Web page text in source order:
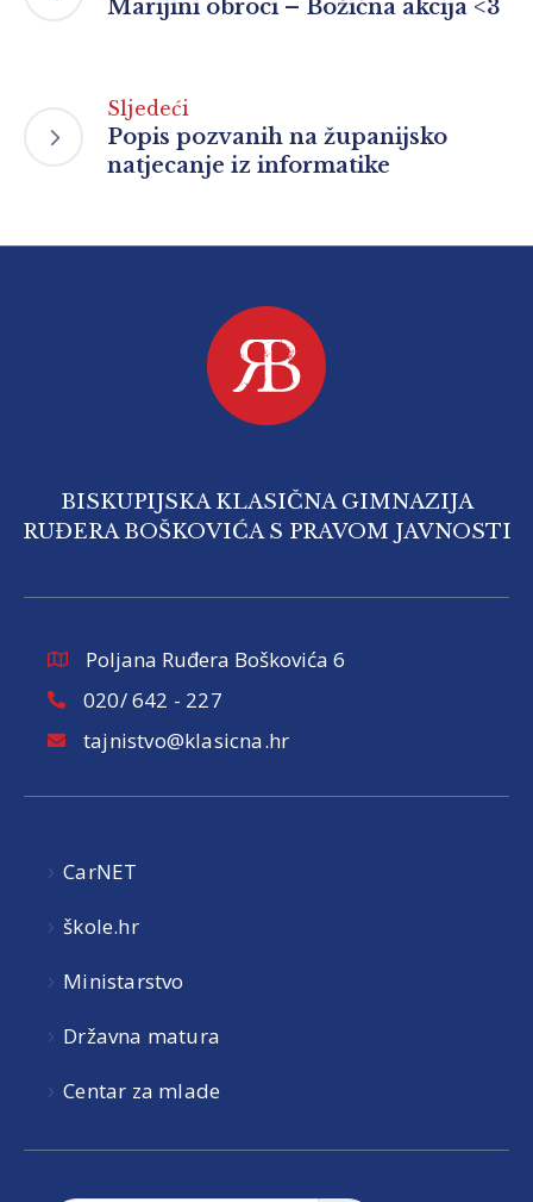
Marijini obroci – Božićna akcija <3
Sljedeći
Popis pozvanih na županijsko
natjecanje iz informatike
BISKUPIJSKA KLASIČNA GIMNAZIJA
RUĐERA BOŠKOVIĆA S PRAVOM JAVNOSTI
Poljana Ruđera Boškovića 6
020/ 642 - 227
tajnistvo@klasicna.hr
CarNET
škole.hr
Ministarstvo
Državna matura
Centar za mlade